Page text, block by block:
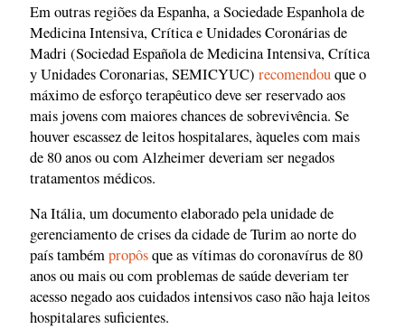
Em outras regiões da Espanha, a Sociedade Espanhola de
Medicina Intensiva, Crítica e Unidades Coronárias de
Madri (Sociedad Española de Medicina Intensiva, Crítica
y Unidades Coronarias, SEMICYUC) recomendouque o
máximo de esforço terapêutico deve ser reservado aos
mais jovens com maiores chances de sobrevivência. Se
houver escassez de leitos hospitalares, àqueles com mais
de 80 anos ou com Alzheimer deveriam ser negados
tratamentos médicos.
Na Itália, um documento elaborado pela unidade de
gerenciamento de crises da cidade de Turim ao norte do
país tambémpropôsque as vítimas do coronavírus de 80
anos ou mais ou com problemas de saúde deveriam ter
acesso negado aos cuidados intensivos caso não haja leitos
hospitalares suficientes.